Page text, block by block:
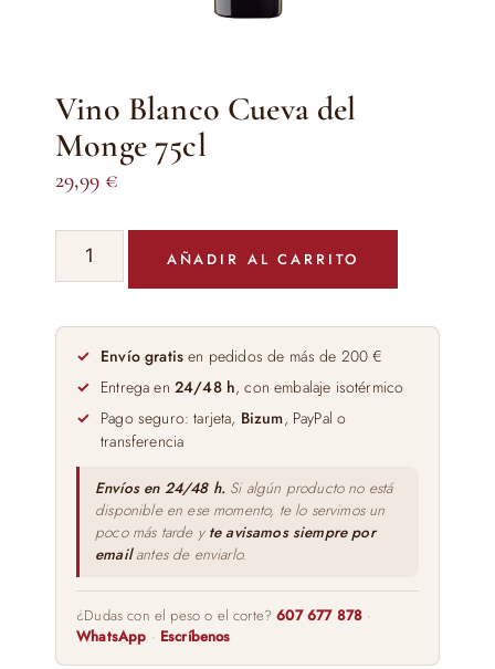
Vino Blanco Cueva del
Monge 75cl
29,99 €
Vino
Blanco
del
Monge
75cl
cantidad
AÑADIR AL CARRITO
Envío gratis en pedidos de más de 200 €
Entrega en 24/48 h, con embalaje isotérmico
Pago seguro: tarjeta, Bizum, PayPal o
transferencia
Envíos en 24/48 h. Si algún producto no está
disponible en ese momento, te lo servimos un
poco más tarde y te avisamos siempre por
emailantes de enviarlo.
¿Dudas con el peso o el corte?607 677 878 ·
WhatsApp · Escríbenos